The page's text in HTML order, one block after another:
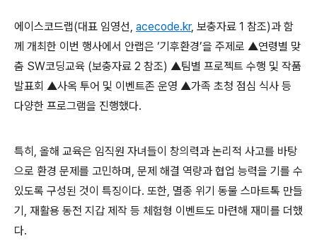
에이스코드랩(대표 임영선, acecode.kr, 보충자료 1 참조)과 함
께 개최한 이번 행사에서 안랩은 ‘기후환경’을 주제로 ▲연령별 맞
춤 SW코딩교육 (보충자료 2 참조) ▲팀별 프로젝트 수행 및 작품
발표회 ▲사옥 투어 및 이벤트존 운영 ▲가족 초청 점심 식사 등
다양한 프로그램을 진행했다.
특히 , 올해 교육은 임직원 자녀들이 창의력과 논리적 사고를 바탕
으로 환경 문제를 고민하며, 문제 해결 역량과 협업 능력을 기를 수
있도록 구성된 것이 특징이다. 또한, 멸종 위기 동물 스마트톡 만들
기 , 재활용 동전 지갑 제작 등 체험형 이벤트도 마련해 재미를 더했
다.